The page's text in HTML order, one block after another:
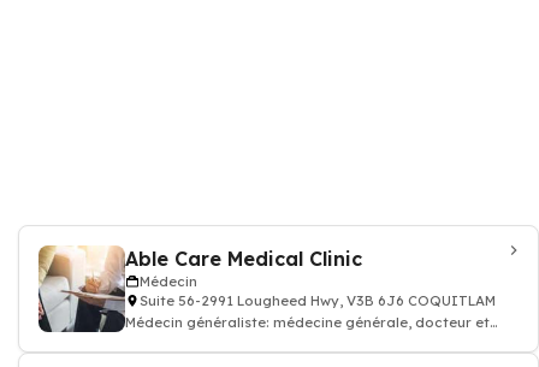
Able Care Medical Clinic
Médecin
Suite 56-2991 Lougheed Hwy, V3B 6J6 COQUITLAM
Médecin généraliste: médecine générale, docteur et